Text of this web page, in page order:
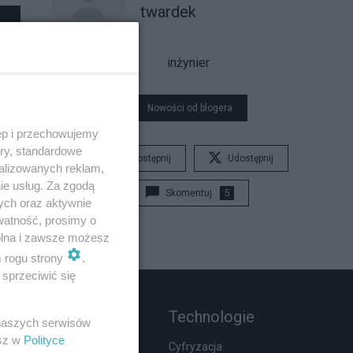
twardek
inżynier
Nowości od blogera
Udostępnij Udostępnij
Skomentuj 5
Rozmaitości
Zdrowie
Technologie
Cyfryzacja
i przechowujemy
standardowe
reklam,
usług. Za zgodą
oraz aktywnie
prosimy o
i zawsze możesz
rogu strony
.
się
serwisów
w Polityce